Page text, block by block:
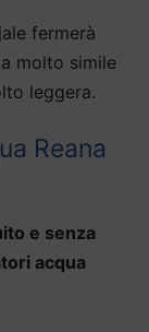
fermerà
molto simile
leggera.
Reana
e senza
acqua